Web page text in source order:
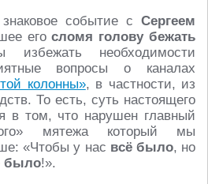
событие с Сергеем
егосломя голову бежать
избежать необходимости
вопросы о каналах
колонны», в частности, из
То есть, суть настоящего
в том, что нарушен главный
мятежа который мы
«Чтобы у нас всё было, но
было!».